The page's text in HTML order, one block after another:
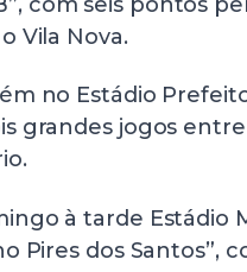
Vila Nova.
no Estádio
grandes jogos entre
à tarde Estádio
Pires dos Santos”,